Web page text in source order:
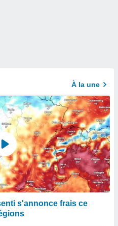
À la une
s'annonce frais ce